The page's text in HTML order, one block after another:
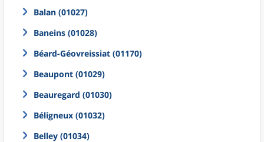
Balan (01027)
Baneins (01028)
Béard-Géovreissiat (01170)
Beaupont (01029)
Beauregard (01030)
Béligneux (01032)
Belley (01034)